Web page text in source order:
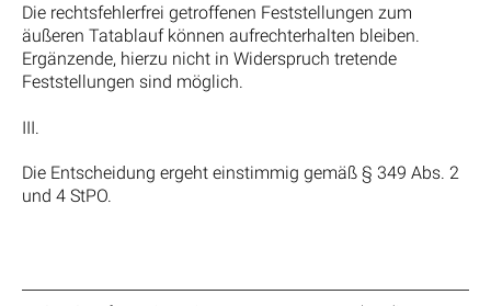
Die rechtsfehlerfrei getroffenen Feststellungen zum
äußeren Tatablauf können aufrechterhalten bleiben.
Ergänzende, hierzu nicht in Widerspruch tretende
Feststellungen sind möglich.
III.
Die Entscheidung ergeht einstimmig gemäß § 349 Abs. 2
und 4 StPO.